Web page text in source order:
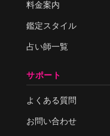
料金案内
鑑定スタイル
占い師一覧
サポート
よくある質問
お問い合わせ